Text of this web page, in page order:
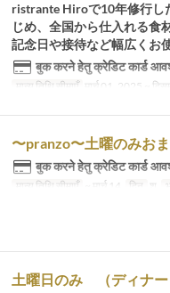
ristrante Hiroで10年修行し
じめ、全国から仕入れる食
記念日や接待など幅広くお
बुक करने हेतु क्रेडिट कार्ड
मान्य तिथि सीमाएँ मार्च 01, 2025 ~
〜pranzo〜土曜のみお
बुक करने हेतु क्रेडिट कार्ड
मान्य तिथि सीमाएँ ~ मार्च 14 दिन श
土曜日のみ （ディナー